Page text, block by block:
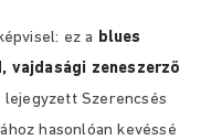
ez a blues
vajdasági zeneszerző
Szerencsés
hasonlóan kevéssé